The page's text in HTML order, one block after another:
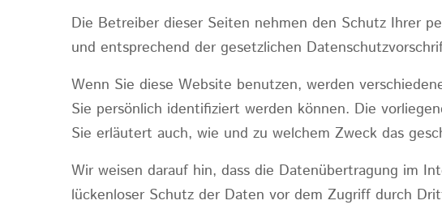
Die Betreiber dieser Seiten nehmen den Schutz Ihrer
und entsprechend der gesetzlichen
Wenn Sie diese Website benutzen, werden
Sie persönlich identifiziert werden können. Die
Sie erläutert auch, wie und zu welchem Zweck das
Wir weisen darauf hin, dass die Datenübertragung im
lückenloser Schutz der Daten vor dem Zugriff durch